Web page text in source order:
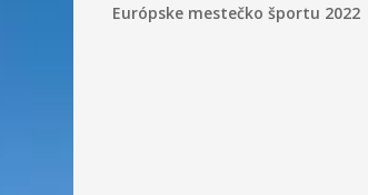
Európske mestečko športu 2022